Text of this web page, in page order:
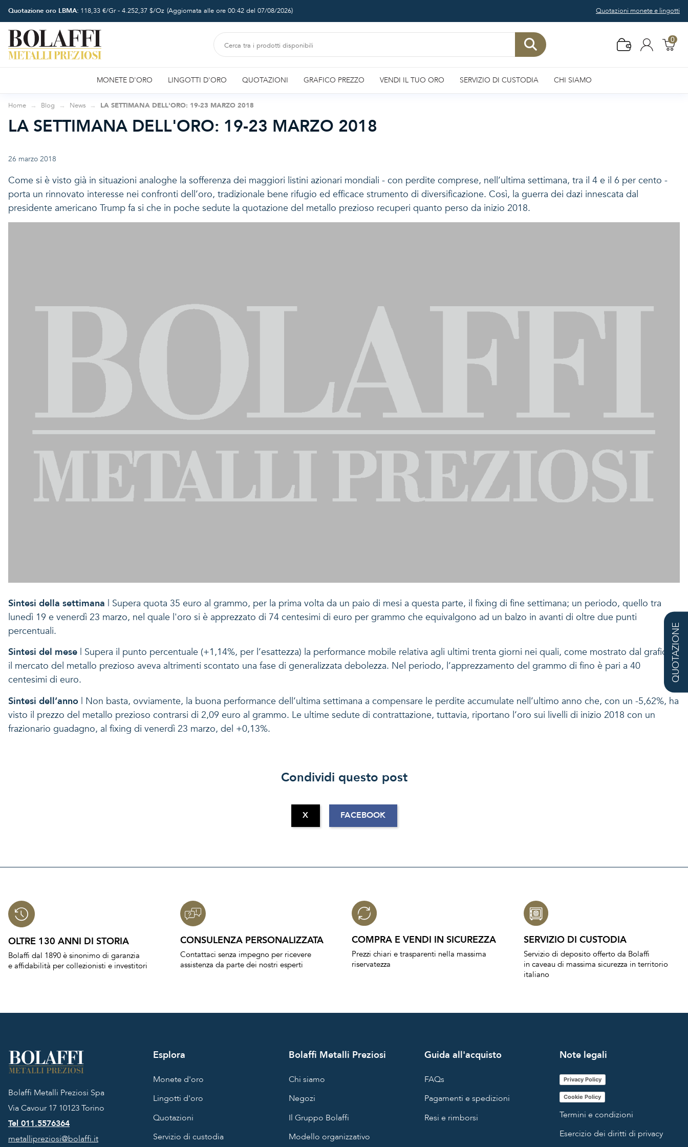
Quotazione oro LBMA: 118,33 €/Gr - 4.252,37 $/Oz (Aggiornata alle ore 00:42 del 07/08/2026) Quotazioni monete e lingotti
0
MONETE D'ORO LINGOTTI D'ORO QUOTAZIONI GRAFICO PREZZO VENDI IL TUO ORO SERVIZIO DI CUSTODIA CHI SIAMO
Home Blog News LA SETTIMANA DELL'ORO: 19-23 MARZO 2018
LA SETTIMANA DELL'ORO: 19-23 MARZO 2018
26 marzo 2018
Come si è visto già in situazioni analoghe la sofferenza dei maggiori listini azionari mondiali - con perdite comprese, nell’ultima settimana, tra il 4 e il 6 per cento -
porta un rinnovato interesse nei confronti dell’oro, tradizionale bene rifugio ed efficace strumento di diversificazione. Così, la guerra dei dazi innescata dal
presidente americano Trump fa si che in poche sedute la quotazione del metallo prezioso recuperi quanto perso da inizio 2018.
Sintesi della settimana | Supera quota 35 euro al grammo, per la prima volta da un paio di mesi a questa parte, il fixing di fine settimana; un periodo, quello tra
lunedì 19 e venerdì 23 marzo, nel quale l'oro si è apprezzato di 74 centesimi di euro per grammo che equivalgono ad un balzo in avanti di oltre due punti
percentuali.
Sintesi del mese | Supera il punto percentuale (+1,14%, per l’esattezza) la performance mobile relativa agli ultimi trenta giorni nei quali, come mostrato dal grafico,
il mercato del metallo prezioso aveva altrimenti scontato una fase di generalizzata debolezza. Nel periodo, l’apprezzamento del grammo di fino è pari a 40
centesimi di euro.
Sintesi dell’anno | Non basta, ovviamente, la buona performance dell’ultima settimana a compensare le perdite accumulate nell’ultimo anno che, con un -5,62%, ha
visto il prezzo del metallo prezioso contrarsi di 2,09 euro al grammo. Le ultime sedute di contrattazione, tuttavia, riportano l’oro sui livelli di inizio 2018 con un
frazionario guadagno, al fixing di venerdì 23 marzo, del +0,13%.
Condividi questo post
X FACEBOOK
OLTRE 130 ANNI DI STORIA
Bolaffi dal 1890 è sinonimo di garanzia
e affidabilità per collezionisti e investitori
CONSULENZA PERSONALIZZATA
Contattaci senza impegno per ricevere
assistenza da parte dei nostri esperti
COMPRA E VENDI IN SICUREZZA
Prezzi chiari e trasparenti nella massima
riservatezza
SERVIZIO DI CUSTODIA
Servizio di deposito offerto da Bolaffi
in caveau di massima sicurezza in territorio
italiano
QUOTAZIONE
Bolaffi Metalli Preziosi Spa
Via Cavour 17 10123 Torino
Tel 011.5576364
metallipreziosi@bolaffi.it
Esplora
Monete d'oro
Lingotti d'oro
Quotazioni
Servizio di custodia
Bolaffi Metalli Preziosi
Chi siamo
Negozi
Il Gruppo Bolaffi
Modello organizzativo
Guida all'acquisto
FAQs
Pagamenti e spedizioni
Resi e rimborsi
Note legali
Privacy Policy
Cookie Policy
Termini e condizioni
Esercizio dei diritti di privacy